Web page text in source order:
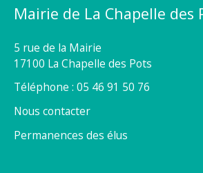
Mairie de La Chapelle des
5 rue de la Mairie
17100 La Chapelle des Pots
Téléphone : 05 46 91 50 76
Nous contacter
Permanences des élus